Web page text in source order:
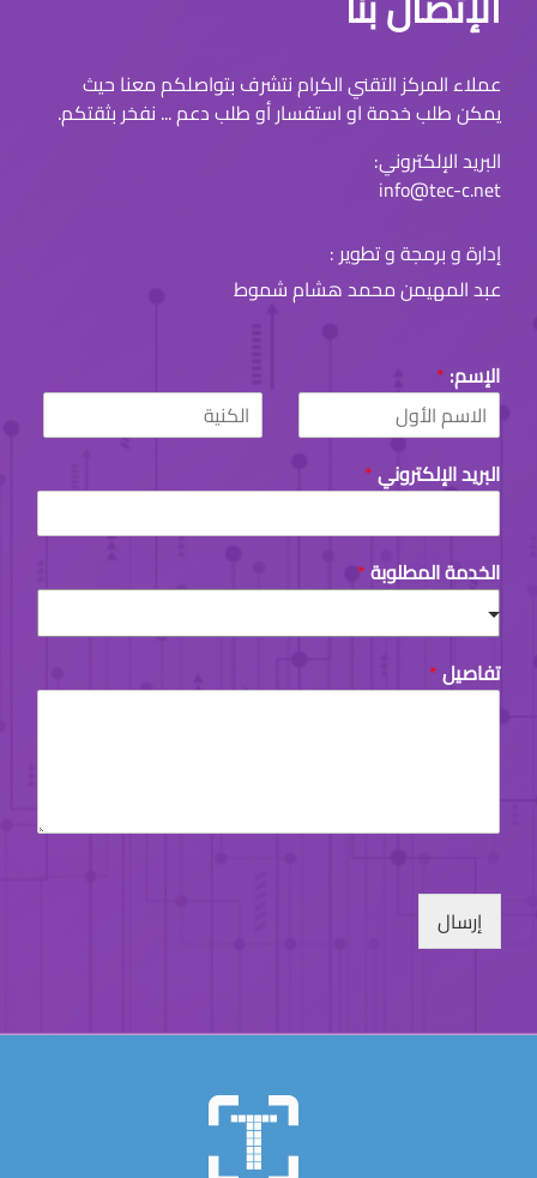
عملاء المركز التقني الكرام نتشرف بتواصلكم معنا حيث
يمكن طلب خدمة او استفسار أو طلب دعم ... نفخر بثقتكم.
البريد الإلكتروني:
info@tec-c.net
إدارة و برمجة و تطوير :
عبد المهيمن محمد هشام شموط
الإسم: *
F
i
r
L
s البريد الإلكتروني*
الخدمة المطلوبة*
تفاصيل*
إرسال